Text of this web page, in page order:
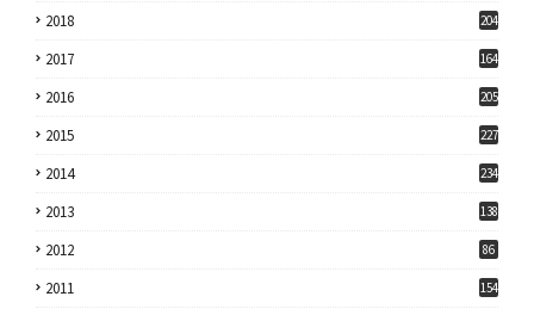
2018 204
2017 164
2016 205
2015 227
2014 234
2013 138
2012 86
2011 154